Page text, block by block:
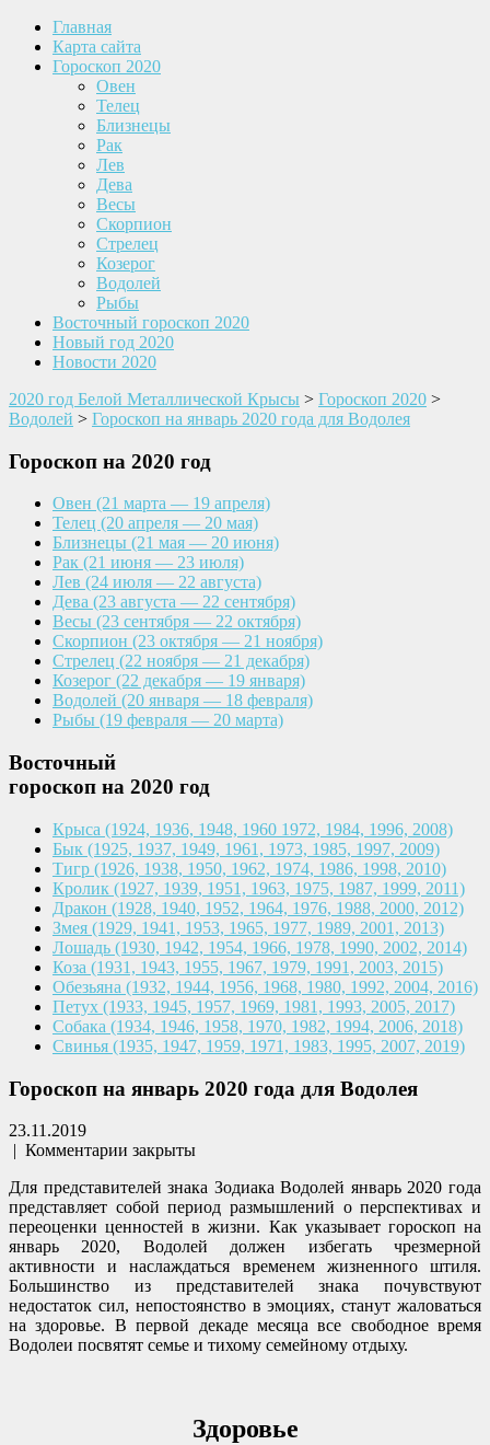
Главная
Карта сайта
Гороскоп 2020
Овен
Телец
Близнецы
Рак
Лев
Дева
Весы
Скорпион
Стрелец
Козерог
Водолей
Рыбы
Восточный гороскоп 2020
Новый год 2020
Новости 2020
2020 год Белой Металлической Крысы > Гороскоп 2020 >
Водолей > Гороскоп на январь 2020 года для Водолея
Гороскоп на 2020 год
Овен (21 марта — 19 апреля)
Телец (20 апреля — 20 мая)
Близнецы (21 мая — 20 июня)
Рак (21 июня — 23 июля)
Лев (24 июля — 22 августа)
Дева (23 августа — 22 сентября)
Весы (23 сентября — 22 октября)
Скорпион (23 октября — 21 ноября)
Стрелец (22 ноября — 21 декабря)
Козерог (22 декабря — 19 января)
Водолей (20 января — 18 февраля)
Рыбы (19 февраля — 20 марта)
Восточный
гороскоп на 2020 год
Крыса (1924, 1936, 1948, 1960 1972, 1984, 1996, 2008)
Бык (1925, 1937, 1949, 1961, 1973, 1985, 1997, 2009)
Тигр (1926, 1938, 1950, 1962, 1974, 1986, 1998, 2010)
Кролик (1927, 1939, 1951, 1963, 1975, 1987, 1999, 2011)
Дракон (1928, 1940, 1952, 1964, 1976, 1988, 2000, 2012)
Змея (1929, 1941, 1953, 1965, 1977, 1989, 2001, 2013)
Лошадь (1930, 1942, 1954, 1966, 1978, 1990, 2002, 2014)
Коза (1931, 1943, 1955, 1967, 1979, 1991, 2003, 2015)
Обезьяна (1932, 1944, 1956, 1968, 1980, 1992, 2004, 2016)
Петух (1933, 1945, 1957, 1969, 1981, 1993, 2005, 2017)
Собака (1934, 1946, 1958, 1970, 1982, 1994, 2006, 2018)
Свинья (1935, 1947, 1959, 1971, 1983, 1995, 2007, 2019)
Гороскоп на январь 2020 года для Водолея
23.11.2019
| Комментарии закрыты
Для представителей знака Зодиака Водолей январь 2020 года
представляет собой период размышлений о перспективах и
переоценки ценностей в жизни. Как указывает гороскоп на
январь 2020, Водолей должен избегать чрезмерной
активности и наслаждаться временем жизненного штиля.
Большинство из представителей знака почувствуют
недостаток сил, непостоянство в эмоциях, станут жаловаться
на здоровье. В первой декаде месяца все свободное время
Водолеи посвятят семье и тихому семейному отдыху.
Здоровье